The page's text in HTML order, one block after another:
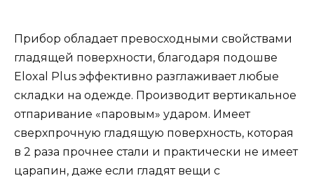
Прибор обладает превосходными свойствами
гладящей поверхности, благодаря подошве
Eloxal Plus эффективно разглаживает любые
складки на одежде. Производит вертикальное
отпаривание «паровым» ударом. Имеет
сверхпрочную гладящую поверхность, которая
в 2 раза прочнее стали и практически не имеет
царапин, даже если гладят вещи с